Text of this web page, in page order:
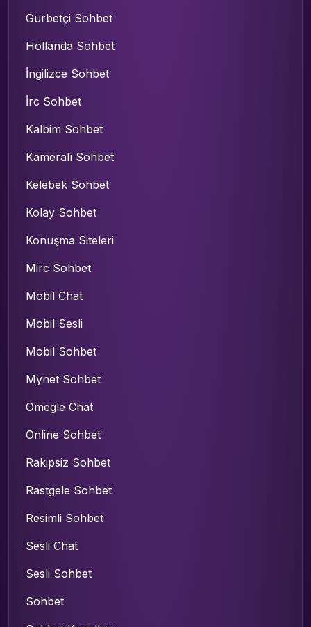
Gurbetçi Sohbet
Hollanda Sohbet
İngilizce Sohbet
İrc Sohbet
Kalbim Sohbet
Kameralı Sohbet
Kelebek Sohbet
Kolay Sohbet
Konuşma Siteleri
Mirc Sohbet
Mobil Chat
Mobil Sesli
Mobil Sohbet
Mynet Sohbet
Omegle Chat
Online Sohbet
Rakipsiz Sohbet
Rastgele Sohbet
Resimli Sohbet
Sesli Chat
Sesli Sohbet
Sohbet